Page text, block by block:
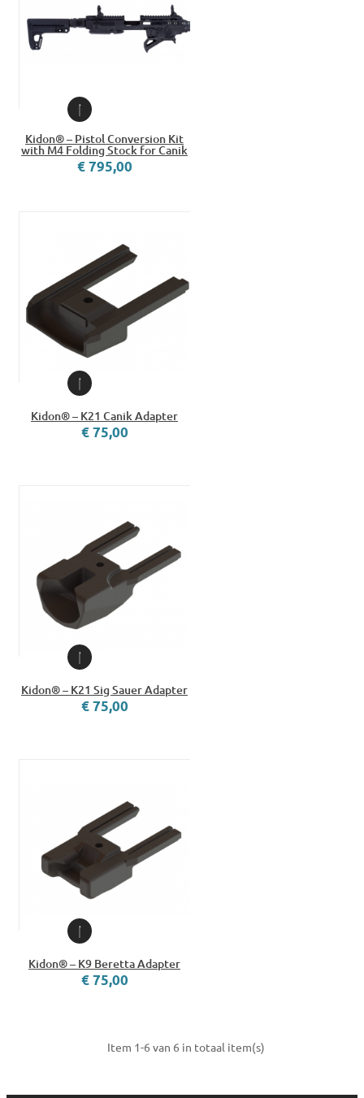
Kidon® – Pistol Conversion Kit
with M4 Folding Stock for Canik
€ 795,00
Kidon® – K21 Canik Adapter
€ 75,00
Kidon® – K21 Sig Sauer Adapter
€ 75,00
Kidon® – K9 Beretta Adapter
€ 75,00
Item 1-6 van 6 in totaal item(s)